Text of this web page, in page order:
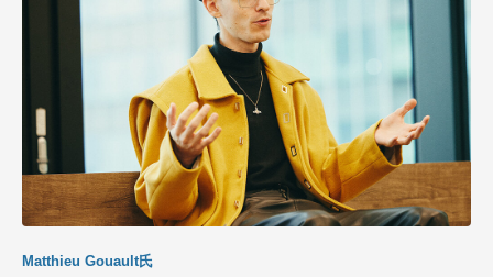
Matthieu Gouault氏